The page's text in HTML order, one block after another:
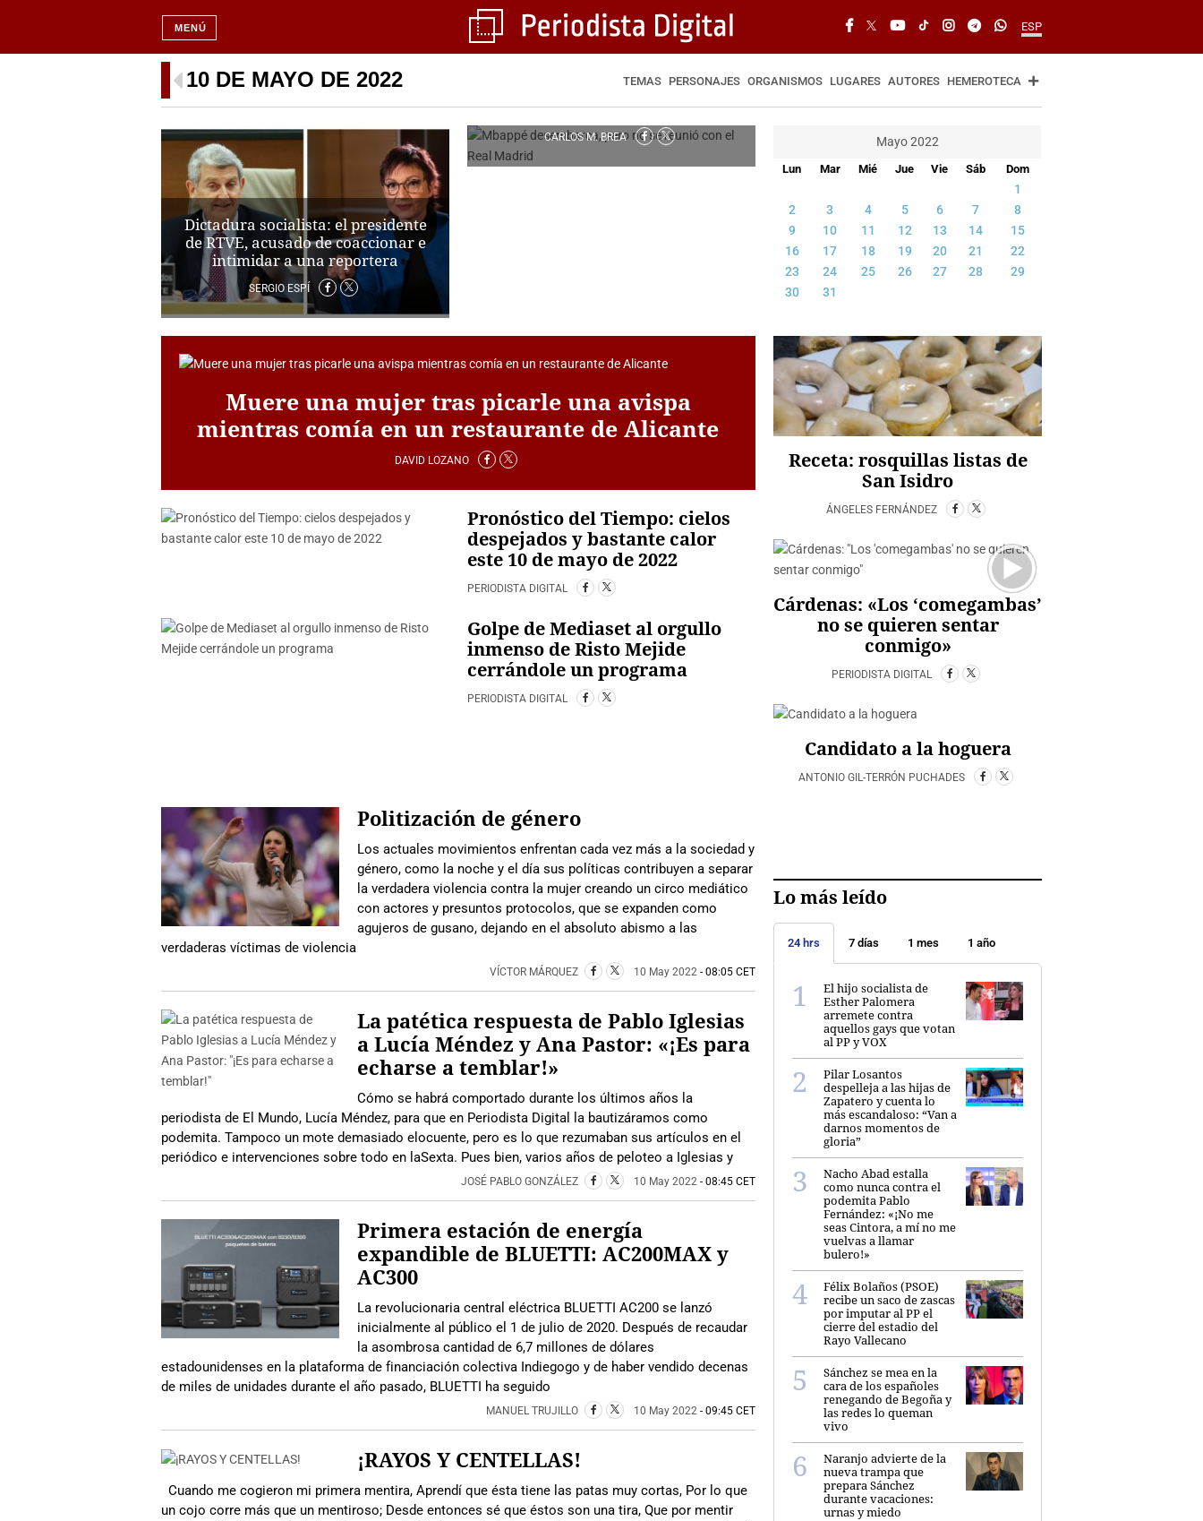
ESP
MENÚ
10 DE MAYO DE 2022 TEMAS PERSONAJES ORGANISMOS LUGARES AUTORES HEMEROTECA
Dictadura socialista: el presidente
de RTVE, acusado de coaccionar e
intimidar a una reportera
SERGIO ESPÍ
Mbappé desembarca, pero no se
reunió con el Real Madrid
CARLOS M. BREA Mayo 2022
Lun Mar Mié Jue Vie Sáb Dom
1
2
3 4 5 6 7
8
9
10 11 12 13 14
15
16
17 18 19 20 21
22
23
24 25 26 27 28
29
30
31
Muere una mujer tras picarle una avispa
mientras comía en un restaurante de Alicante
DAVID LOZANO
Pronóstico del Tiempo: cielos
despejados y bastante calor
este 10 de mayo de 2022
PERIODISTA DIGITAL
Golpe de Mediaset al orgullo
inmenso de Risto Mejide
cerrándole un programa
PERIODISTA DIGITAL
Receta: rosquillas listas de
San Isidro
ÁNGELES FERNÁNDEZ
Cárdenas: «Los ‘comegambas’
no se quieren sentar
conmigo»
PERIODISTA DIGITAL
Candidato a la hoguera
ANTONIO GIL-TERRÓN PUCHADES
Politización de género
Los actuales movimientos enfrentan cada vez más a la sociedad y
género, como la noche y el día sus políticas contribuyen a separar
la verdadera violencia contra la mujer creando un circo mediático
con actores y presuntos protocolos, que se expanden como
agujeros de gusano, dejando en el absoluto abismo a las
verdaderas víctimas de violencia
VÍCTOR MÁRQUEZ 10 May 2022 - 08:05 CET
La patética respuesta de Pablo Iglesias
a Lucía Méndez y Ana Pastor: «¡Es para
echarse a temblar!»
Cómo se habrá comportado durante los últimos años la
periodista de El Mundo, Lucía Méndez, para que en Periodista Digital la bautizáramos como
podemita. Tampoco un mote demasiado elocuente, pero es lo que rezumaban sus artículos en el
periódico e intervenciones sobre todo en laSexta. Pues bien, varios años de peloteo a Iglesias y
JOSÉ PABLO GONZÁLEZ 10 May 2022 - 08:45 CET
Primera estación de energía
expandible de BLUETTI: AC200MAX y
AC300
La revolucionaria central eléctrica BLUETTI AC200 se lanzó
inicialmente al público el 1 de julio de 2020. Después de recaudar
la asombrosa cantidad de 6,7 millones de dólares
estadounidenses en la plataforma de financiación colectiva Indiegogo y de haber vendido decenas
de miles de unidades durante el año pasado, BLUETTI ha seguido
MANUEL TRUJILLO 10 May 2022 - 09:45 CET
¡RAYOS Y CENTELLAS!
Cuando me cogieron mi primera mentira, Aprendí que ésta tiene las patas muy cortas, Por lo que
un cojo corre más que un mentiroso; Desde entonces sé que éstos son una tira, Que por mentir
Lo más leído
24 hrs 7 días 1 mes 1 año
El hijo socialista de
Esther Palomera
arremete contra
aquellos gays que votan
al PP y VOX
Pilar Losantos
despelleja a las hijas de
Zapatero y cuenta lo
más escandaloso: “Van a
darnos momentos de
gloria”
Nacho Abad estalla
como nunca contra el
podemita Pablo
Fernández: «¡No me
seas Cintora, a mí no me
vuelvas a llamar
bulero!»
Félix Bolaños (PSOE)
recibe un saco de zascas
por imputar al PP el
cierre del estadio del
Rayo Vallecano
Sánchez se mea en la
cara de los españoles
renegando de Begoña y
las redes lo queman
vivo
Naranjo advierte de la
nueva trampa que
prepara Sánchez
durante vacaciones:
urnas y miedo